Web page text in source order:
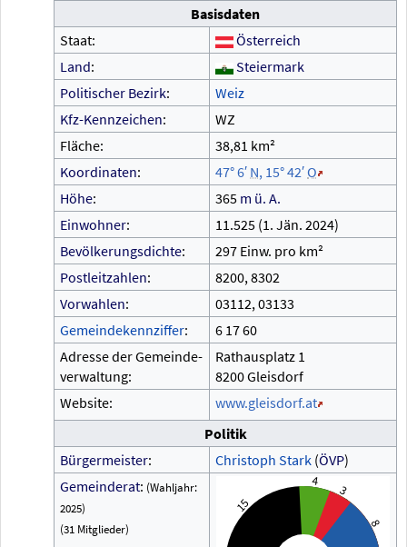
Basisdaten
Staat:
Österreich
Land:
Steiermark
Politischer Bezirk:
Weiz
Kfz-Kennzeichen:
WZ
Fläche:
38,81 km²
Koordinaten: 47°6′ N, 15°42′O
Höhe: 365 m ü. A.
Einwohner: 11.525 (1. Jän. 2024)
Bevölkerungsdichte:
297 Einw. pro km²
Postleitzahlen:
8200, 8302
Vorwahlen:
03112, 03133
Gemeindekennziffer: 6 1760
Adresse der Gemeinde-
verwaltung:
Rathausplatz 1
8200 Gleisdorf
Website:
www.gleisdorf.at
Politik
Bürgermeister: Christoph Stark (ÖVP)
Gemeinderat: (Wahljahr:
2025)
(31 Mitglieder)
15
4
3
8